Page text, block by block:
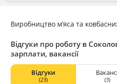
Виробництво м’яса та
Відгуки про роботу в
зарплати, вакансії
Відгуки
(23) (3)